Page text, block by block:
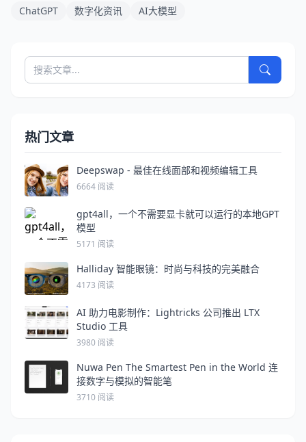
ChatGPT 数字化资讯 AI大模型
热门文章
Deepswap - 最佳在线面部和视频编辑工具
6664 阅读
gpt4all，一个不需要显卡就可以运行的本地GPT
模型
5171 阅读
Halliday 智能眼镜：时尚与科技的完美融合
4173 阅读
AI 助力电影制作：Lightricks 公司推出 LTX
Studio 工具
3980 阅读
Nuwa Pen The Smartest Pen in the World 连
接数字与模拟的智能笔
3710 阅读